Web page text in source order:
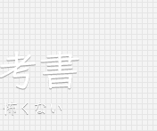
くない